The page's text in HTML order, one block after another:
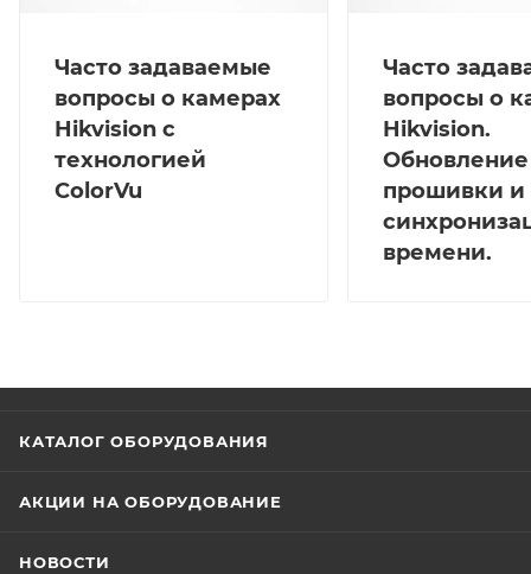
Часто задаваемые
вопросы о камерах
Hikvision с
технологией
ColorVu
Часто
вопросы о
Hikvision.
Обновление
прошивки и
времени.
КАТАЛОГ ОБОРУДОВАНИЯ
АКЦИИ НА ОБОРУДОВАНИЕ
НОВОСТИ